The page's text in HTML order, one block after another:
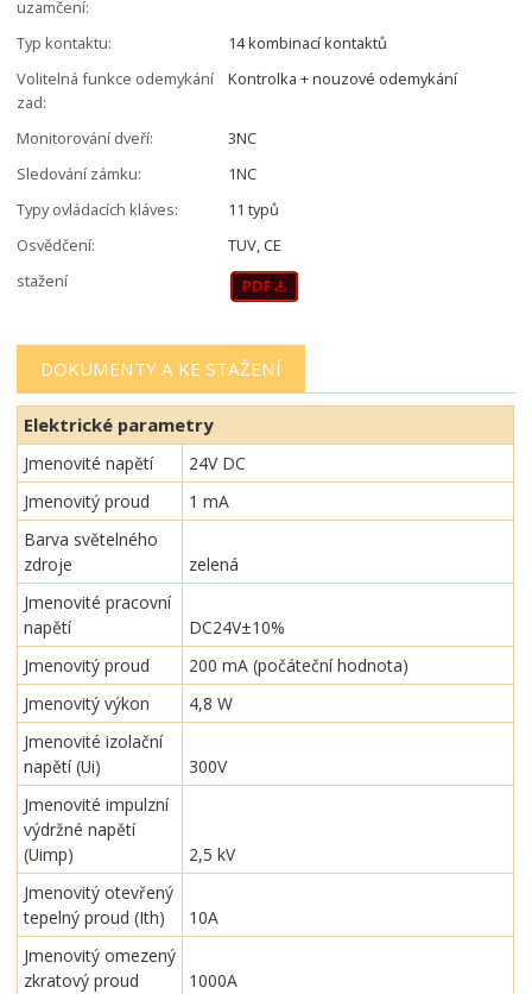
uzamčení:
Typ kontaktu:
14 kombinací kontaktů
Volitelná funkce odemykání
zad:
Kontrolka + nouzové odemykání
Monitorování dveří:
3NC
Sledování zámku:
1NC
Typy ovládacích kláves:
11 typů
Osvědčení:
TUV, CE
stažení
DOKUMENTY A KE STAŽENÍ
Elektrické parametry
Jmenovité napětí
24V DC
Jmenovitý proud
1 mA
Barva světelného
zdroje
zelená
Jmenovité pracovní
napětí
DC24V±10%
Jmenovitý proud
200 mA (počáteční hodnota)
Jmenovitý výkon
4,8 W
Jmenovité izolační
napětí (Ui)
300V
Jmenovité impulzní
výdržné napětí
(Uimp)
2,5 kV
Jmenovitý otevřený
tepelný proud (Ith)
10A
Jmenovitý omezený
zkratový proud
1000A